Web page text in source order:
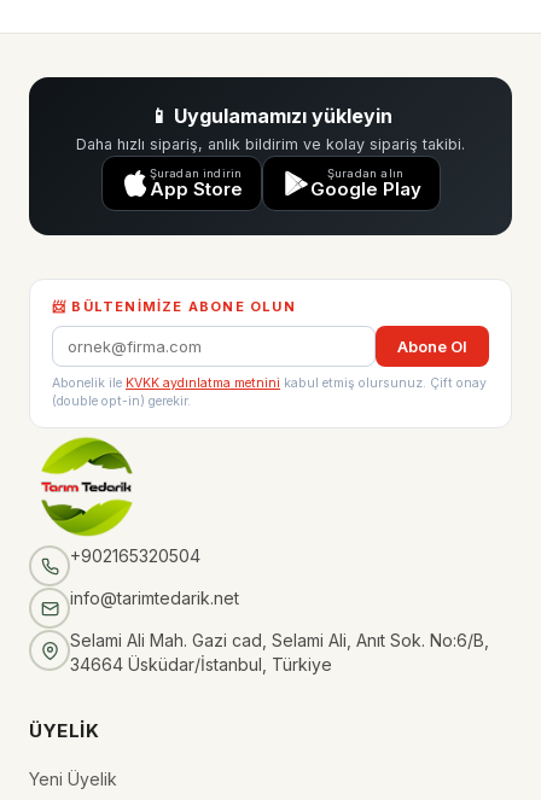
📱 Uygulamamızı yükleyin
Daha hızlı sipariş, anlık bildirim ve kolay sipariş takibi.
Şuradan indirin
App Store
Şuradan alın
Google Play
📨 BÜLTENIMIZE ABONE OLUN
Abone Ol
Abonelik ile KVKK aydınlatma metnini kabul etmiş olursunuz. Çift onay
(double opt-in) gerekir.
+902165320504
info@tarimtedarik.net
Selami Ali Mah. Gazi cad, Selami Ali, Anıt Sok. No:6/B,
34664 Üsküdar/İstanbul, Türkiye
ÜYELIK
Yeni Üyelik